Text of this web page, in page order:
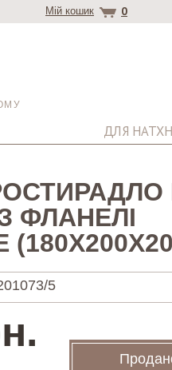
Мій кошик 0
ДЛЯ
ФЛАНЕЛІ
5